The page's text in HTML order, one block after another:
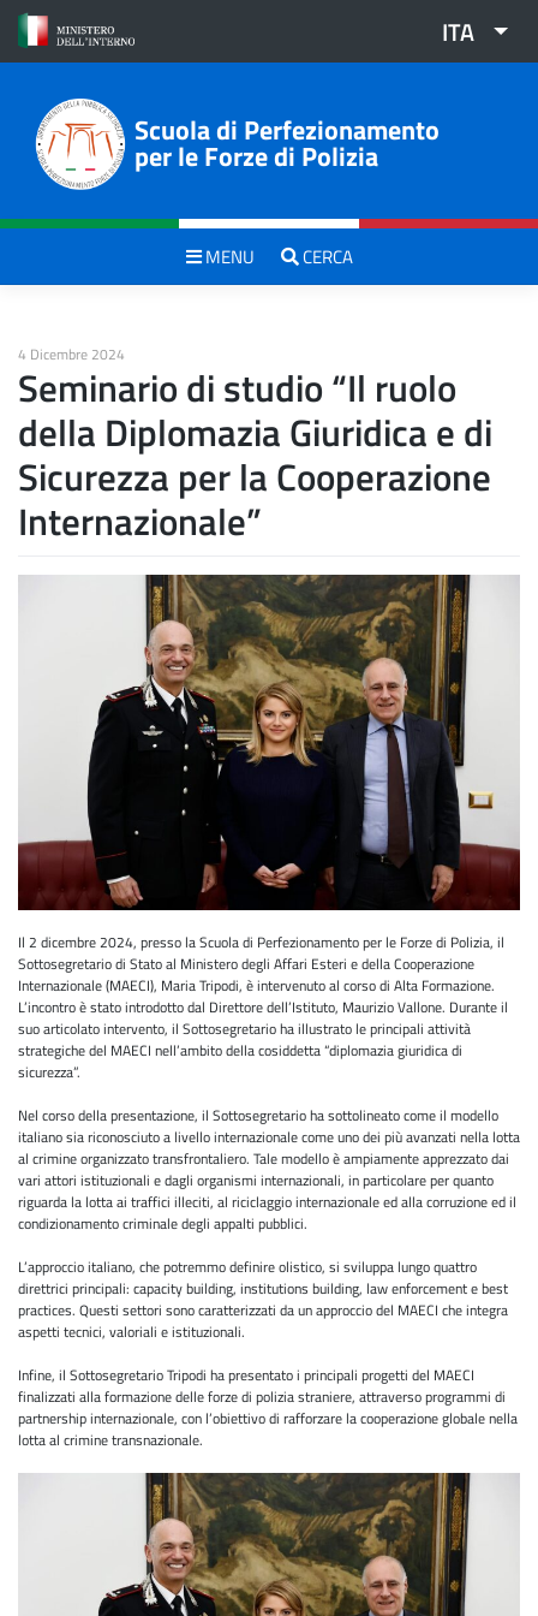
Skip
content
ITA
Scuola di Perfezionamento
per le Forze di Polizia
MENU CERCA
4 Dicembre 2024
Seminario di studio “Il ruolo
della Diplomazia Giuridica e di
Sicurezza per la Cooperazione
Internazionale”
Il 2 dicembre 2024, presso la Scuola di Perfezionamento per le Forze di Polizia, il
Sottosegretario di Stato al Ministero degli Affari Esteri e della Cooperazione
Internazionale (MAECI), Maria Tripodi, è intervenuto al corso di Alta Formazione.
L’incontro è stato introdotto dal Direttore dell’Istituto, Maurizio Vallone. Durante il
suo articolato intervento, il Sottosegretario ha illustrato le principali attività
strategiche del MAECI nell’ambito della cosiddetta “diplomazia giuridica di
sicurezza”.
Nel corso della presentazione, il Sottosegretario ha sottolineato come il modello
italiano sia riconosciuto a livello internazionale come uno dei più avanzati nella lotta
al crimine organizzato transfrontaliero. Tale modello è ampiamente apprezzato dai
vari attori istituzionali e dagli organismi internazionali, in particolare per quanto
riguarda la lotta ai traffici illeciti, al riciclaggio internazionale ed alla corruzione ed il
condizionamento criminale degli appalti pubblici.
L’approccio italiano, che potremmo definire olistico, si sviluppa lungo quattro
direttrici principali: capacity building, institutions building, law enforcement e best
practices. Questi settori sono caratterizzati da un approccio del MAECI che integra
aspetti tecnici, valoriali e istituzionali.
Infine, il Sottosegretario Tripodi ha presentato i principali progetti del MAECI
finalizzati alla formazione delle forze di polizia straniere, attraverso programmi di
partnership internazionale, con l’obiettivo di rafforzare la cooperazione globale nella
lotta al crimine transnazionale.